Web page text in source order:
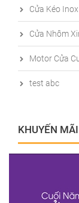
Cửa Kéo Inox
Cửa Nhôm
Motor Cửa
test abc
KHUYẾN